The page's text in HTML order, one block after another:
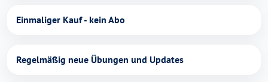
Einmaliger Kauf - kein Abo
Regelmäßig neue Übungen und Updates